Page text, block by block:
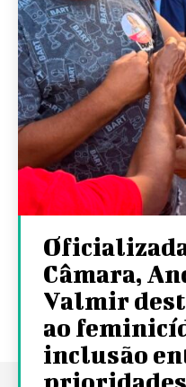
Câmara,
Valmir
ao
inclusão
prioridades